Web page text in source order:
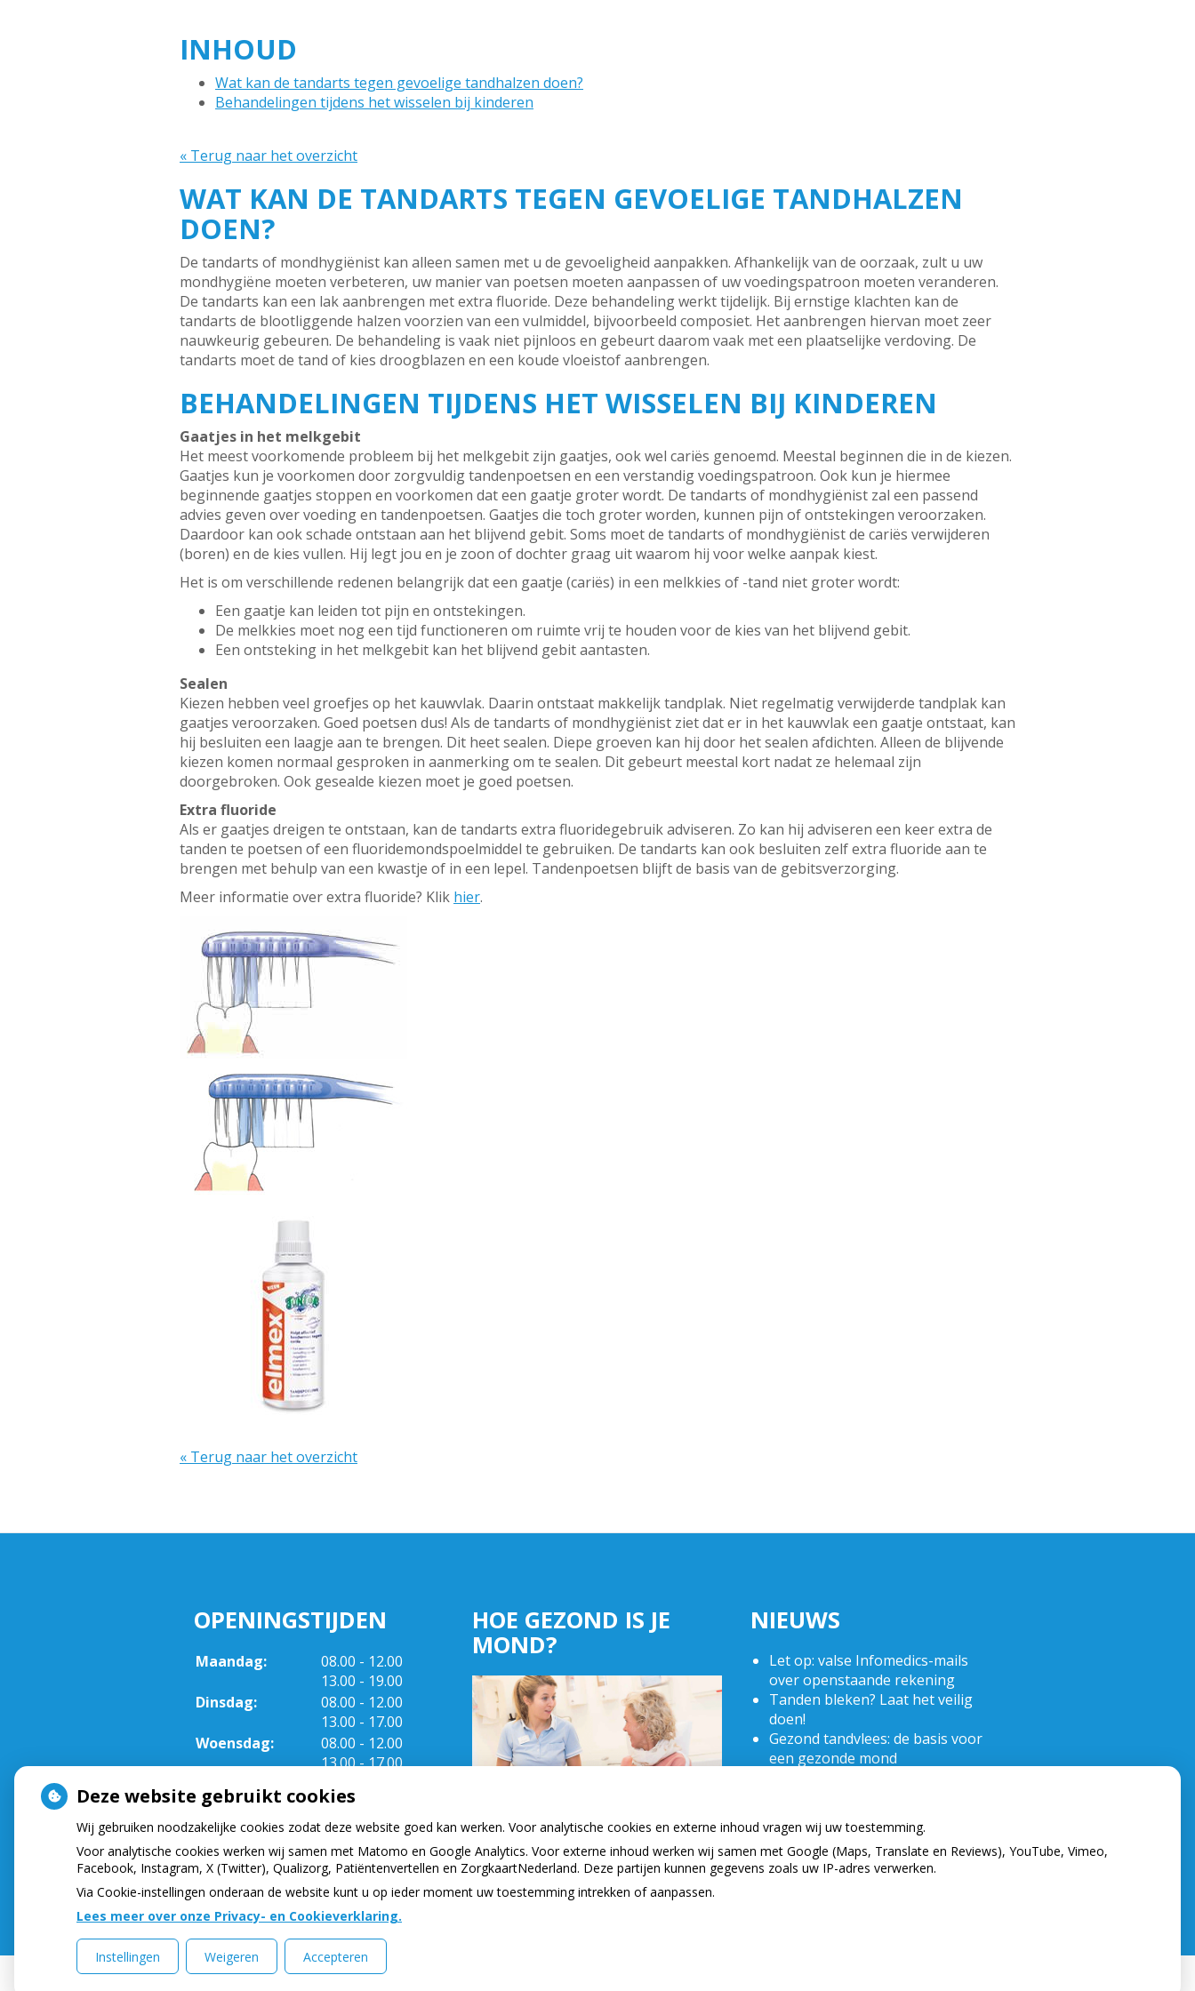
INHOUD
Wat kan de tandarts tegen gevoelige tandhalzen doen?
Behandelingen tijdens het wisselen bij kinderen
« Terug naar het overzicht
WAT KAN DE TANDARTS TEGEN GEVOELIGE TANDHALZEN
DOEN?
De tandarts of mondhygiënist kan alleen samen met u de gevoeligheid aanpakken. Afhankelijk van de oorzaak, zult u uw
mondhygiëne moeten verbeteren, uw manier van poetsen moeten aanpassen of uw voedingspatroon moeten veranderen.
De tandarts kan een lak aanbrengen met extra fluoride. Deze behandeling werkt tijdelijk. Bij ernstige klachten kan de
tandarts de blootliggende halzen voorzien van een vulmiddel, bijvoorbeeld composiet. Het aanbrengen hiervan moet zeer
nauwkeurig gebeuren. De behandeling is vaak niet pijnloos en gebeurt daarom vaak met een plaatselijke verdoving. De
tandarts moet de tand of kies droogblazen en een koude vloeistof aanbrengen.
BEHANDELINGEN TIJDENS HET WISSELEN BIJ KINDEREN
Gaatjes in het melkgebit
Het meest voorkomende probleem bij het melkgebit zijn gaatjes, ook wel cariës genoemd. Meestal beginnen die in de kiezen.
Gaatjes kun je voorkomen door zorgvuldig tandenpoetsen en een verstandig voedingspatroon. Ook kun je hiermee
beginnende gaatjes stoppen en voorkomen dat een gaatje groter wordt. De tandarts of mondhygiënist zal een passend
advies geven over voeding en tandenpoetsen. Gaatjes die toch groter worden, kunnen pijn of ontstekingen veroorzaken.
Daardoor kan ook schade ontstaan aan het blijvend gebit. Soms moet de tandarts of mondhygiënist de cariës verwijderen
(boren) en de kies vullen. Hij legt jou en je zoon of dochter graag uit waarom hij voor welke aanpak kiest.
Het is om verschillende redenen belangrijk dat een gaatje (cariës) in een melkkies of -tand niet groter wordt:
Een gaatje kan leiden tot pijn en ontstekingen.
De melkkies moet nog een tijd functioneren om ruimte vrij te houden voor de kies van het blijvend gebit.
Een ontsteking in het melkgebit kan het blijvend gebit aantasten.
Sealen
Kiezen hebben veel groefjes op het kauwvlak. Daarin ontstaat makkelijk tandplak. Niet regelmatig verwijderde tandplak kan
gaatjes veroorzaken. Goed poetsen dus! Als de tandarts of mondhygiënist ziet dat er in het kauwvlak een gaatje ontstaat, kan
hij besluiten een laagje aan te brengen. Dit heet sealen. Diepe groeven kan hij door het sealen afdichten. Alleen de blijvende
kiezen komen normaal gesproken in aanmerking om te sealen. Dit gebeurt meestal kort nadat ze helemaal zijn
doorgebroken. Ook gesealde kiezen moet je goed poetsen.
Extra fluoride
Als er gaatjes dreigen te ontstaan, kan de tandarts extra fluoridegebruik adviseren. Zo kan hij adviseren een keer extra de
tanden te poetsen of een fluoridemondspoelmiddel te gebruiken. De tandarts kan ook besluiten zelf extra fluoride aan te
brengen met behulp van een kwastje of in een lepel. Tandenpoetsen blijft de basis van de gebitsverzorging.
Meer informatie over extra fluoride? Klik hier.
« Terug naar het overzicht
OPENINGSTIJDEN
Maandag: 08.00 tot
- 12.00
13.00 tot
- 19.00
Dinsdag:
08.00 tot
- 12.00
13.00 tot
- 17.00
Woensdag:
08.00 tot
- 12.00
13.00tot
- 17.00
Donderdag:
08.00
13.00
HOE GEZOND IS JE
MOND?
NIEUWS
Let op: valse Infomedics-mails
over openstaande rekening
Tanden bleken? Laat het veilig
doen!
Gezond tandvlees: de basis voor
een gezonde mond
2025? Check of die aftrekbaar zijn
Deze website gebruikt cookies
Wij gebruiken noodzakelijke cookies zodat deze website goed kan werken. Voor analytische cookies en externe inhoud vragen wij uw toestemming.
Voor analytische cookies werken wij samen met Matomo en Google Analytics. Voor externe inhoud werken wij samen met Google (Maps, Translate en Reviews), YouTube, Vimeo,
Facebook, Instagram, X (Twitter), Qualizorg, Patiëntenvertellen en ZorgkaartNederland. Deze partijen kunnen gegevens zoals uw IP-adres verwerken.
Via Cookie-instellingen onderaan de website kunt u op ieder moment uw toestemming intrekken of aanpassen.
Lees meer over onze Privacy- en Cookieverklaring.
Instellingen Weigeren Accepteren